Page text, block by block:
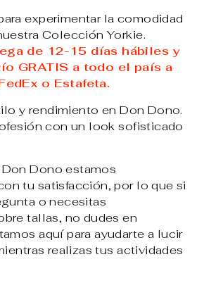
experimentar la comodidad
Colección Yorkie.
de 12-15 días hábiles y
GRATIS a todo el país a
o Estafeta.
y rendimiento en Don Dono.
con un look sofisticado
Dono estamos
tu satisfacción, por lo que si
o necesitas
tallas, no dudes en
aquí para ayudarte a lucir
realizas tus actividades